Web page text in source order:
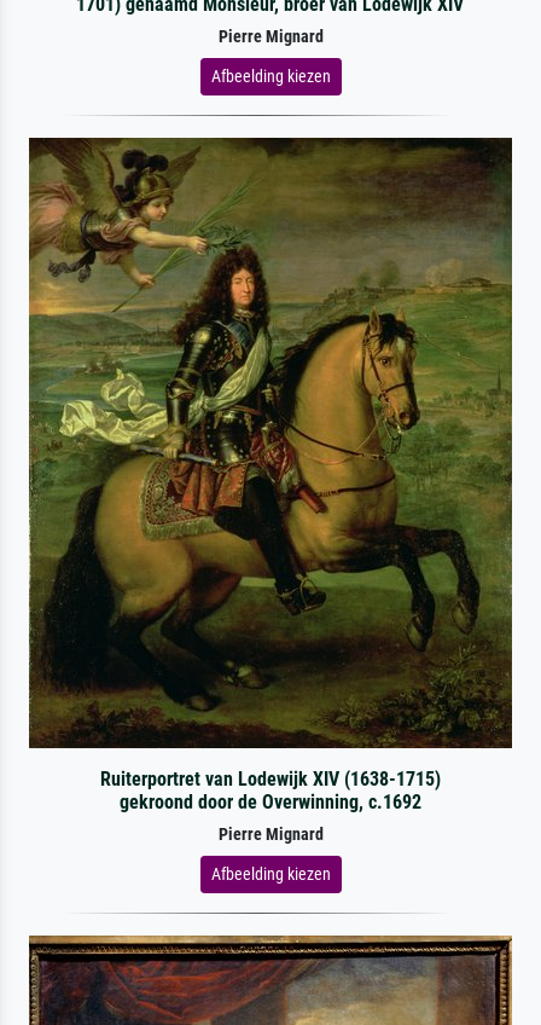
Pierre Mignard
Afbeelding kiezen
Ruiterportret van Lodewijk XIV (1638-1715)
gekroond door de Overwinning, c.1692
Pierre Mignard
Afbeelding kiezen